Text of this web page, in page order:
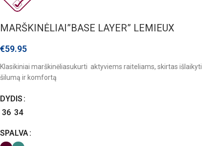
MARŠKINĖLIAI”BASE LAYER” LEMIEUX
€59.95
Klasikiniai marškinėliasukurti aktyviems raiteliams, skirtas išlaikyti
šilumą ir komfortą
DYDIS
36 34
SPALVA